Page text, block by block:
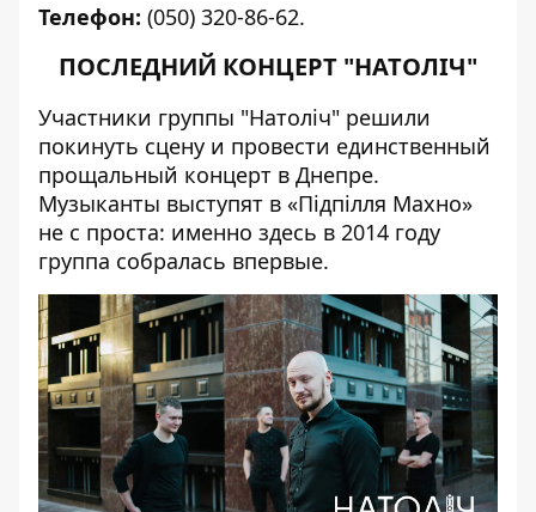
Телефон: (050) 320-86-62.
ПОСЛЕДНИЙ КОНЦЕРТ "НАТОЛІЧ"
Участники группы "Натоліч" решили
покинуть сцену и провести единственный
прощальный концерт в Днепре.
Музыканты выступят в «Підпілля Махно»
не с проста: именно здесь в 2014 году
группа собралась впервые.